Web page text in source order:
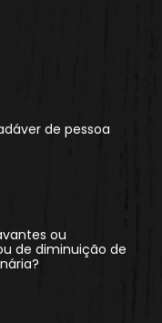
de pessoa
ou
de diminuição de